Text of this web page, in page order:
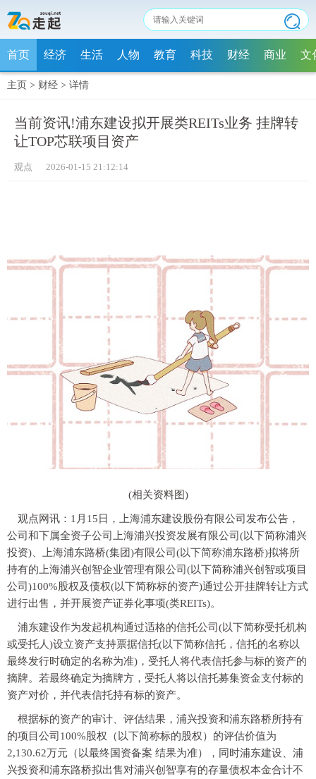
首页 经济 生活 人物 教育 科技 财经 商业 文
主页 > 财经 > 详情
当前资讯!浦东建设拟开展类REITs业务 挂牌转
让TOP芯联项目资产
观点 2026-01-15 21:12:14
(相关资料图)
观点网讯：1月15日，上海浦东建设股份有限公司发布公告，
公司和下属全资子公司上海浦兴投资发展有限公司(以下简称浦兴
投资)、上海浦东路桥(集团)有限公司(以下简称浦东路桥)拟将所
持有的上海浦兴创智企业管理有限公司(以下简称浦兴创智或项目
公司)100%股权及债权(以下简称标的资产)通过公开挂牌转让方式
进行出售，并开展资产证券化事项(类REITs)。
浦东建设作为发起机构通过适格的信托公司(以下简称受托机构
或受托人)设立资产支持票据信托(以下简称信托，信托的名称以
最终发行时确定的名称为准)，受托人将代表信托参与标的资产的
摘牌。若最终确定为摘牌方，受托人将以信托募集资金支付标的
资产对价，并代表信托持有标的资产。
根据标的资产的审计、评估结果，浦兴投资和浦东路桥所持有
的项目公司100%股权（以下简称标的股权）的评估价值为
2,130.62万元（以最终国资备案 结果为准），同时浦东建设、浦
兴投资和浦东路桥拟出售对浦兴创智享有的存量债权本金合计不